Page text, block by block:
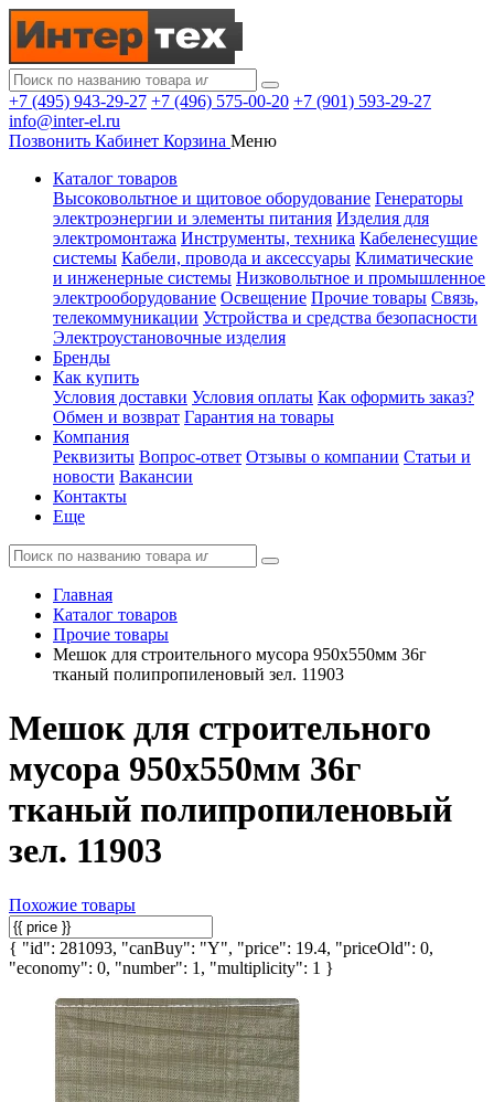
+7 (495) 943-29-27 +7 (496) 575-00-20 +7 (901) 593-29-27
info@inter-el.ru
Позвонить Кабинет Корзина Меню
Каталог товаров
Высоковольтное и щитовое оборудование Генераторы
электроэнергии и элементы питания Изделия для
электромонтажа Инструменты, техника Кабеленесущие
системы Кабели, провода и аксессуары Климатические
и инженерные системы Низковольтное и промышленное
электрооборудование Освещение Прочие товары Связь,
телекоммуникации Устройства и средства безопасности
Электроустановочные изделия
Бренды
Как купить
Условия доставки Условия оплаты Как оформить заказ?
Обмен и возврат Гарантия на товары
Компания
Реквизиты Вопрос-ответ Отзывы о компании Статьи и
новости Вакансии
Контакты
Еще
Главная
Каталог товаров
Прочие товары
Мешок для строительного мусора 950х550мм 36г
тканый полипропиленовый зел. 11903
Мешок для строительного
мусора 950х550мм 36г
тканый полипропиленовый
зел. 11903
Похожие товары
{ "id": 281093, "canBuy": "Y", "price": 19.4, "priceOld": 0,
"economy": 0, "number": 1, "multiplicity": 1 }